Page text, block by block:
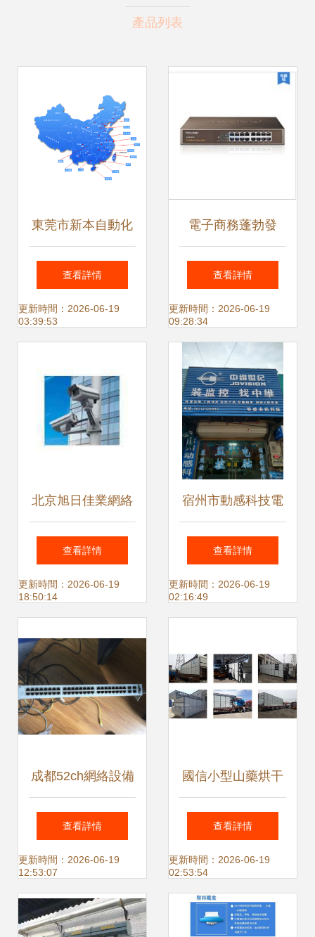
產品列表
東莞市新本自動化
設備 營銷網絡建設
賦能網絡設備銷售
查看詳情
更新時間：2026-06-19
03:39:53
電子商務蓬勃發
展，如何正確選購
網絡信號交換器？
查看詳情
更新時間：2026-06-19
09:28:34
北京旭日佳業網絡
技術 專業網絡系統
集成解決方案與網
查看詳情
更新時間：2026-06-19
18:50:14
宿州市動感科技電
腦商行 專注網絡設
備銷售，品質與服
查看詳情
更新時間：2026-06-19
02:16:49
成都52ch網絡設備
跳蚤市場·第七撥清
倉 服務器/路由器/
大屏電視等低價出
查看詳情
更新時間：2026-06-19
12:53:07
國信小型山藥烘干
機 廠家直銷，性價
比之選，分布式應
用網絡助力智慧農
查看詳情
更新時間：2026-06-19
02:53:54